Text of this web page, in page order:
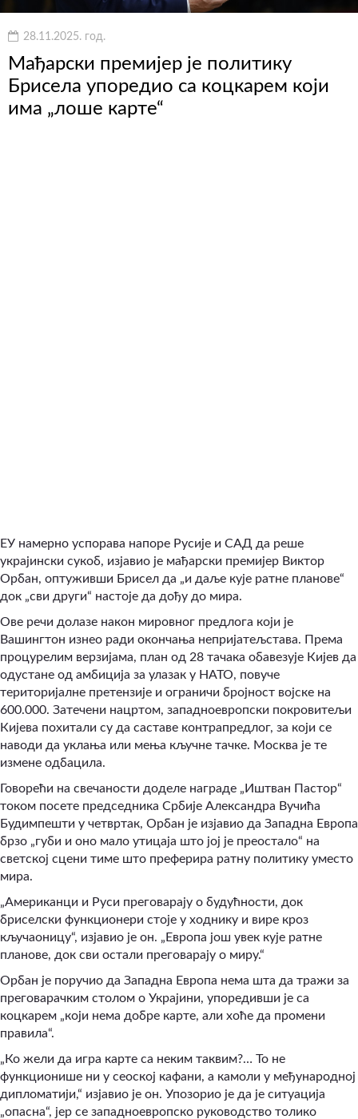
28.11.2025. год.
Мађарски премијер је политику
Брисела упоредио са коцкарем који
има „лоше карте“
ЕУ намерно успорава напоре Русије и САД да реше
украјински сукоб, изјавио је мађарски премијер Виктор
Орбан, оптуживши Брисел да „и даље кује ратне планове“
док „сви други“ настоје да дођу до мира.
Ове речи долазе након мировног предлога који је
Вашингтон изнео ради окончања непријатељстава. Према
процурелим верзијама, план од 28 тачака обавезује Кијев да
одустане од амбиција за улазак у НАТО, повуче
територијалне претензије и ограничи бројност војске на
600.000. Затечени нацртом, западноевропски покровитељи
Кијева похитали су да саставе контрапредлог, за који се
наводи да уклања или мења кључне тачке. Москва је те
измене одбацила.
Говорећи на свечаности доделе награде „Иштван Пастор“
током посете председника Србије Александра Вучића
Будимпешти у четвртак, Орбан је изјавио да Западна Европа
брзо „губи и оно мало утицаја што јој је преостало“ на
светској сцени тиме што преферира ратну политику уместо
мира.
„Американци и Руси преговарају о будућности, док
бриселски функционери стоје у ходнику и вире кроз
кључаоницу“, изјавио је он. „Европа још увек кује ратне
планове, док сви остали преговарају о миру.“
Орбан је поручио да Западна Европа нема шта да тражи за
преговарачким столом о Украјини, упоредивши је са
коцкарем „који нема добре карте, али хоће да промени
правила“.
„Ко жели да игра карте са неким таквим?… То не
функционише ни у сеоској кафани, а камоли у међународној
дипломатији,“ изјавио је он. Упозорио је да је ситуација
„опасна“, јер се западноевропско руководство толико